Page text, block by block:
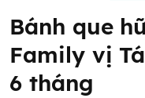
Bánh que
Family vị
6 tháng